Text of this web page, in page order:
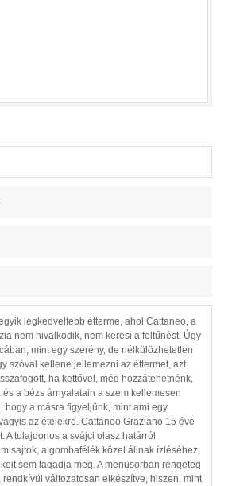
legkedveltebb étterme, ahol Cattaneo, a
nem hivalkodik, nem keresi a feltűnést. Úgy
mint egy szerény, de nélkülözhetetlen
szóval kellene jellemezni az éttermet, azt
ha kettővel, még hozzátehetnénk,
és a bézs árnyalatain a szem kellemesen
hogy a másra figyeljünk, mint ami egy
az ételekre. Cattaneo Graziano 15 éve
A tulajdonos a svájci olasz határról
sajtok, a gombafélék közel állnak ízléséhez,
sem tagadja meg. A menüsorban rengeteg
változatosan elkészítve, hiszen, mint